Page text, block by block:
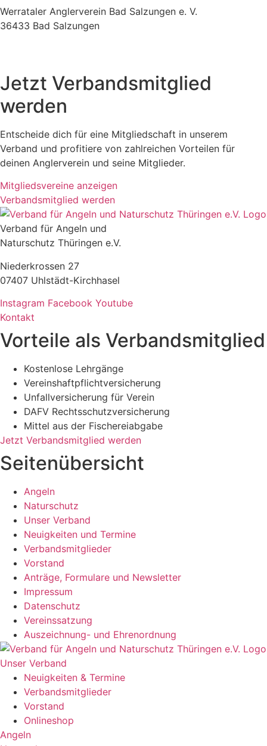
Werrataler Anglerverein Bad Salzungen e. V.
36433 Bad Salzungen
Jetzt Verbandsmitglied
werden
Entscheide dich für eine Mitgliedschaft in unserem
Verband und profitiere von zahlreichen Vorteilen für
deinen Anglerverein und seine Mitglieder.
Mitgliedsvereine anzeigen
Verbandsmitglied werden
Verband für Angeln und
Naturschutz Thüringen e.V.
Niederkrossen 27
07407 Uhlstädt-Kirchhasel
Instagram Facebook Youtube
Kontakt
Vorteile als Verbandsmitglied
Kostenlose Lehrgänge
Vereinshaftpflichtversicherung
Unfallversicherung für Verein
DAFV Rechtsschutzversicherung
Mittel aus der Fischereiabgabe
Jetzt Verbandsmitglied werden
Seitenübersicht
Angeln
Naturschutz
Unser Verband
Neuigkeiten und Termine
Verbandsmitglieder
Vorstand
Anträge, Formulare und Newsletter
Impressum
Datenschutz
Vereinssatzung
Auszeichnung- und Ehrenordnung
Unser Verband
Neuigkeiten & Termine
Verbandsmitglieder
Vorstand
Onlineshop
Angeln